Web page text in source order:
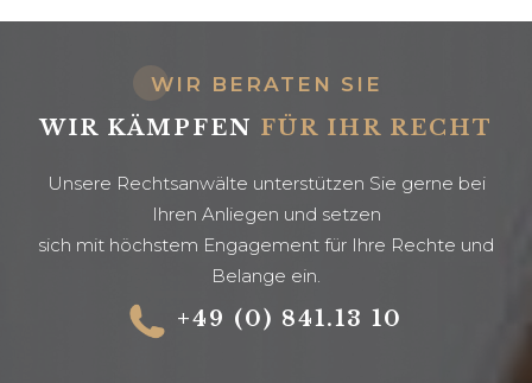
WIR BERATEN SIE
WIR KÄMPFEN FÜR IHR RECHT
Unsere Rechtsanwälte unterstützen Sie gerne bei
Ihren Anliegen und setzen
sich mit höchstem Engagement für Ihre Rechte und
Belange ein.
+49 (0) 841.13 10